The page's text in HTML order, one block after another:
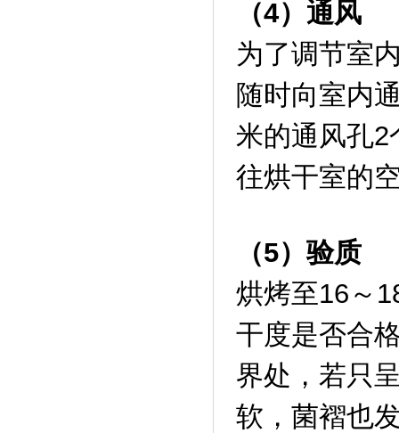
（4）通风
为了调节室
随时向室内
米的通风孔2
往烘干室的
（5）验质
烘烤至16～
干度是否合
界处，若只
软，菌褶也